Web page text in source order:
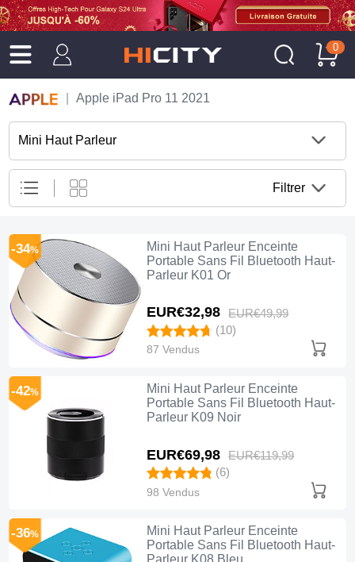
0
Apple iPad Pro 11 2021
Mini Haut Parleur
Filtrer
Mini Haut Parleur Enceinte
Portable Sans Fil Bluetooth Haut-
Parleur K01 Or
EUR€32,98 EUR€49,99
-34%
(10)
87 Vendus
Mini Haut Parleur Enceinte
Portable Sans Fil Bluetooth Haut-
Parleur K09 Noir
EUR€69,98 EUR€119,99
-42%
(6)
98 Vendus
Mini Haut Parleur Enceinte
Portable Sans Fil Bluetooth Haut-
Parleur K08 Bleu
-36%